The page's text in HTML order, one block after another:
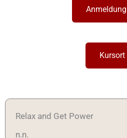
Anmeldung
Kursort
Relax and Get Power
n.n.